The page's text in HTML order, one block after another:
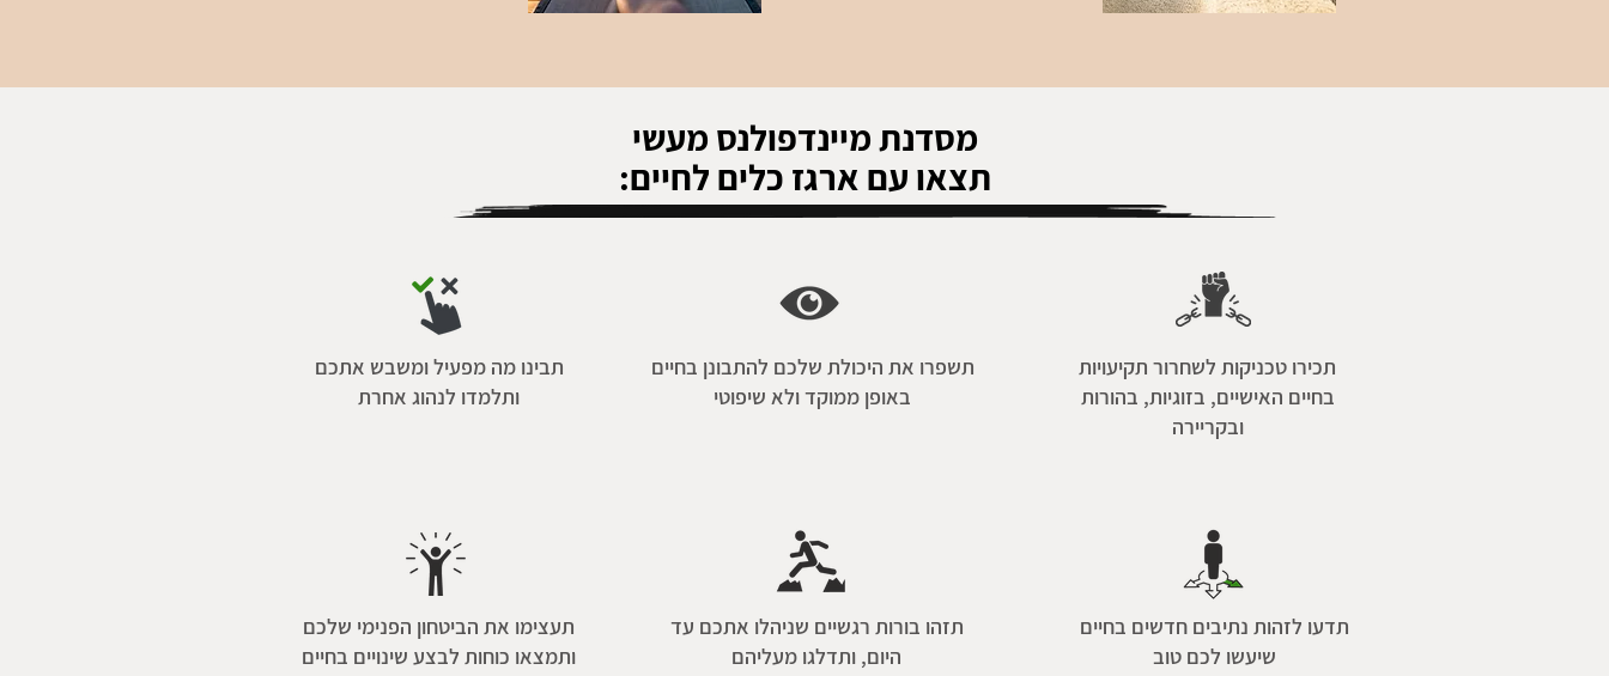
מסדנת מיינדפולנס מעשי
תצאו עם ארגז כלים לחיים:
תבינו מה מפעיל ומשבש אתכם
ותלמדו לנהוג אחרת
תשפרו את היכולת שלכם להתבונן בחיים
באופן ממוקד ולא שיפוטי
תכירו טכניקות לשחרור תקיעויות
בחיים האישיים, בזוגיות, בהורות
ובקריירה
תעצימו את הביטחון הפנימי שלכם
ותמצאו כוחות לבצע שינויים בחיים
תזהו בורות רגשיים שניהלו אתכם עד
היום, ותדלגו מעליהם
תדעו לזהות נתיבים חדשים בחיים
שיעשו לכם טוב